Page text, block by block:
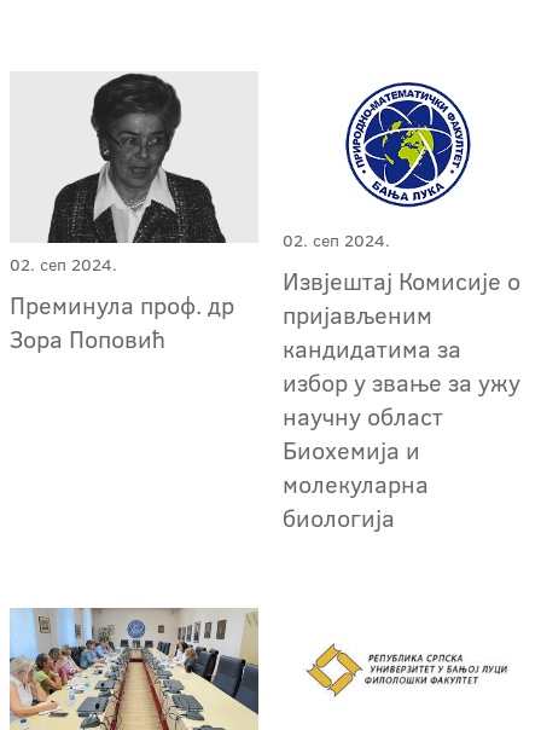
02. сеп 2024.
Преминула проф. др
Зора Поповић
02. сеп 2024.
Извјештај Комисије о
пријављеним
кандидатима за
избор у звање за ужу
научну област
Биохемија и
молекуларна
биологија